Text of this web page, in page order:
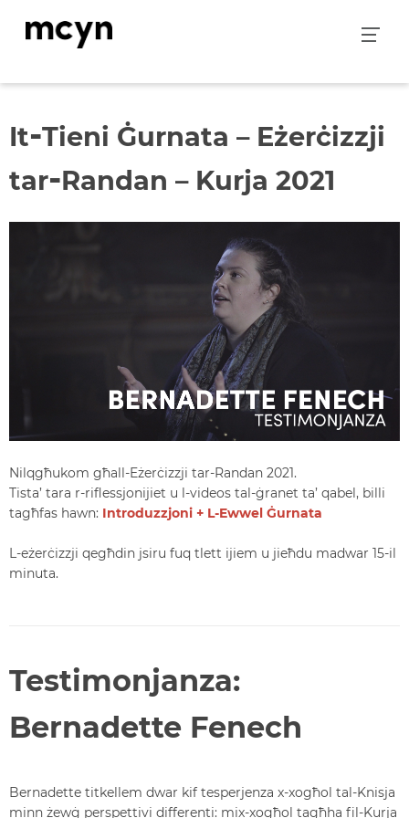
It‑Tieni Ġurnata – Eżerċizzji
tar‑Randan – Kurja 2021
Nilqgħukom għall-Eżerċizzji tar-Randan 2021.
Tista’ tara r-riflessjonijiet u l-videos tal-ġranet ta’ qabel, billi
tagħfas hawn: Introduzzjoni + L-Ewwel Ġurnata
L-eżerċizzji qegħdin jsiru fuq tlett ijiem u jieħdu madwar 15-il
minuta.
Testimonjanza:
Bernadette Fenech
Bernadette titkellem dwar kif tesperjenza x-xogħol tal-Knisja
minn żewġ perspettivi differenti: mix-xogħol tagħha fil-Kurja